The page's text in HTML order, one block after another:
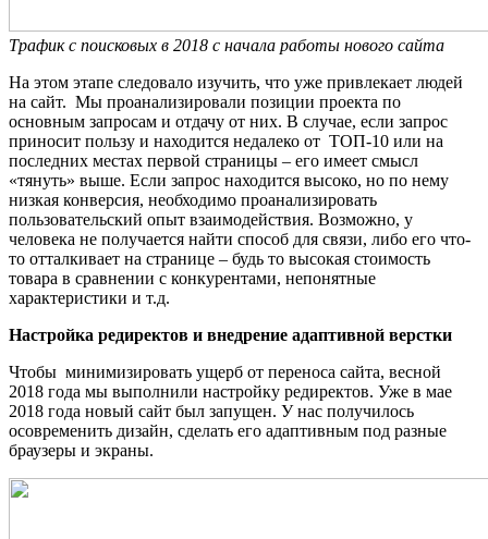
Трафик с поисковых в 2018 с начала работы нового сайта
На этом этапе следовало изучить, что уже привлекает людей
на сайт. Мы проанализировали позиции проекта по
основным запросам и отдачу от них. В случае, если запрос
приносит пользу и находится недалеко от ТОП-10 или на
последних местах первой страницы – его имеет смысл
«тянуть» выше. Если запрос находится высоко, но по нему
низкая конверсия, необходимо проанализировать
пользовательский опыт взаимодействия. Возможно, у
человека не получается найти способ для связи, либо его что-
то отталкивает на странице – будь то высокая стоимость
товара в сравнении с конкурентами, непонятные
характеристики и т.д.
Настройка редиректов и внедрение адаптивной верстки
Чтобы минимизировать ущерб от переноса сайта, весной
2018 года мы выполнили настройку редиректов. Уже в мае
2018 года новый сайт был запущен. У нас получилось
осовременить дизайн, сделать его адаптивным под разные
браузеры и экраны.